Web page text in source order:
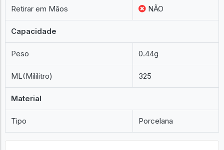
Retirar em Mãos NÃO
Capacidade
Peso 0.44g
ML(Mililitro) 325
Material
Tipo Porcelana